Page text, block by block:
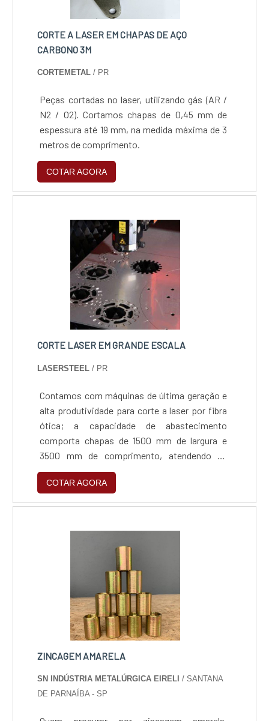
CORTE A LASER EM CHAPAS DE AÇO
CARBONO 3M
CORTEMETAL / PR
Peças cortadas no laser, utilizando gás (AR /
N2 / O2). Cortamos chapas de 0,45 mm de
espessura até 19 mm, na medida máxima de 3
metros de comprimento.
COTAR AGORA
CORTE LASER EM GRANDE ESCALA
LASERSTEEL / PR
Contamos com máquinas de última geração e
alta produtividade para corte a laser por fibra
ótica; a capacidade de abastecimento
comporta chapas de 1500 mm de largura e
3500 mm de comprimento, atendendo as
espessuras de até 16mm em aço carbono,
8mm em aço inox, 4mm em alumínio e 3mm
em latão.
COTAR AGORA
ZINCAGEM AMARELA
SN INDÚSTRIA METALÚRGICA EIRELI / SANTANA
DE PARNAÍBA - SP